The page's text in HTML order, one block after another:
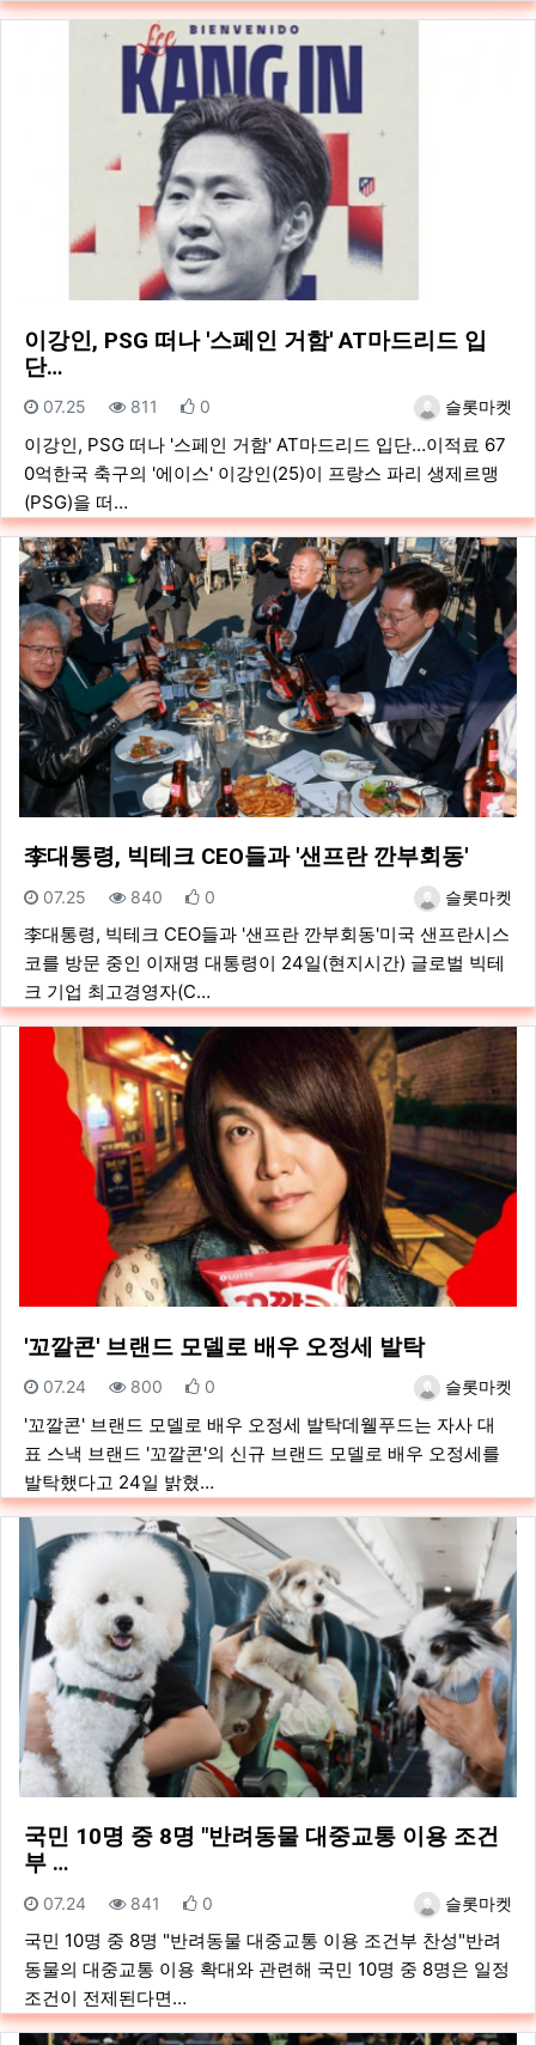
이강인, PSG 떠나 '스페인 거함' AT마드리드 입
단…
등록자슬롯마켓
등록일
07.25 조회
811 추천
0
이강인, PSG 떠나 '스페인 거함' AT마드리드 입단…이적료 67
0억한국 축구의 '에이스' 이강인(25)이 프랑스 파리 생제르맹
(PSG)을 떠…
李대통령, 빅테크 CEO들과 '샌프란 깐부회동'
등록자슬롯마켓
등록일
07.25 조회
840 추천
0
李대통령, 빅테크 CEO들과 '샌프란 깐부회동'미국 샌프란시스
코를 방문 중인 이재명 대통령이 24일(현지시간) 글로벌 빅테
크 기업 최고경영자(C…
'꼬깔콘' 브랜드 모델로 배우 오정세 발탁
등록자슬롯마켓
등록일
07.24 조회
800 추천
0
'꼬깔콘' 브랜드 모델로 배우 오정세 발탁데웰푸드는 자사 대
표 스낵 브랜드 '꼬깔콘'의 신규 브랜드 모델로 배우 오정세를
발탁했다고 24일 밝혔…
국민 10명 중 8명 "반려동물 대중교통 이용 조건
부 …
등록자슬롯마켓
등록일
07.24 조회
841 추천
0
국민 10명 중 8명 "반려동물 대중교통 이용 조건부 찬성"반려
동물의 대중교통 이용 확대와 관련해 국민 10명 중 8명은 일정
조건이 전제된다면…